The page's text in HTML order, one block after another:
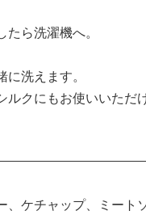
たら洗濯機へ。
洗えます。
クにもお使いいただ
、ケチャップ、ミー